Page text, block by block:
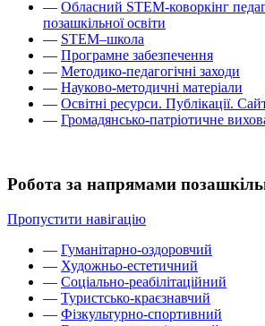
— Обласний STEM-коворкінг
позашкільної освіти
— STEM–школа
— Програмне забезпечення
— Методико-педагогічні заходи
— Науково-методичні матеріали
— Освітні ресурси. Публікації.
— Громадянсько-патріотичне
Робота за напрямами
Пропустити навігацію
— Гуманітарно-оздоровчий
— Художньо-естетичний
— Соціально-реабілітаційний
— Туристсько-краєзнавчий
— Фізкультурно-спортивний